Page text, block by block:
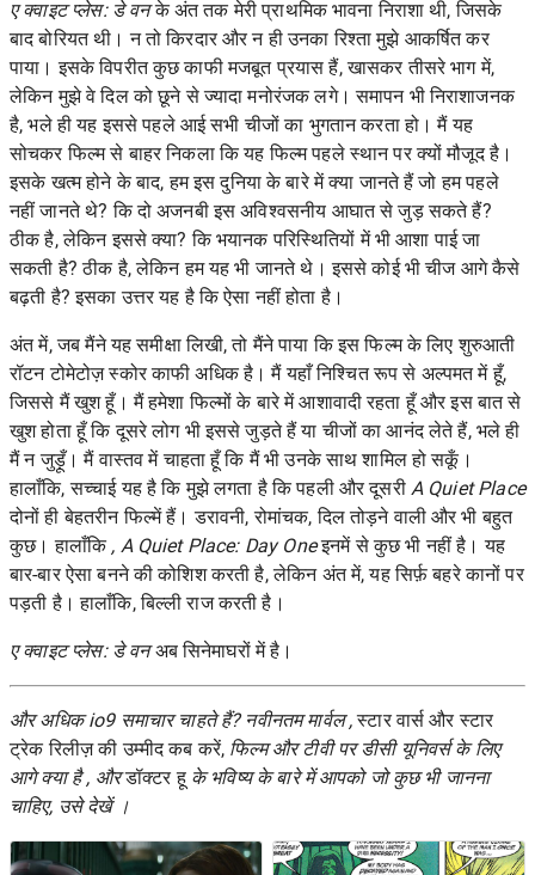
ए क्वाइट प्लेस: डे वनके अंत तक मेरी प्राथमिक भावना निराशा थी, जिसके
बाद बोरियत थी। न तो किरदार और न ही उनका रिश्ता मुझे आकर्षित कर
पाया। इसके विपरीत कुछ काफी मजबूत प्रयास हैं, खासकर तीसरे भाग में,
लेकिन मुझे वे दिल को छूने से ज्यादा मनोरंजक लगे। समापन भी निराशाजनक
है, भले ही यह इससे पहले आई सभी चीजों का भुगतान करता हो। मैं यह
सोचकर फिल्म से बाहर निकला कि यह फिल्म पहले स्थान पर क्यों मौजूद है।
इसके खत्म होने के बाद, हम इस दुनिया के बारे में क्या जानते हैं जो हम पहले
नहीं जानते थे? कि दो अजनबी इस अविश्वसनीय आघात से जुड़ सकते हैं?
ठीक है, लेकिन इससे क्या? कि भयानक परिस्थितियों में भी आशा पाई जा
सकती है? ठीक है, लेकिन हम यह भी जानते थे। इससे कोई भी चीज आगे कैसे
बढ़ती है? इसका उत्तर यह है कि ऐसा नहीं होता है।
अंत में, जब मैंने यह समीक्षा लिखी, तो मैंने पाया कि इस फिल्म के लिए शुरुआती
रॉटन टोमेटोज़ स्कोर काफी अधिक है। मैं यहाँ निश्चित रूप से अल्पमत में हूँ,
जिससे मैं खुश हूँ। मैं हमेशा फिल्मों के बारे में आशावादी रहता हूँ और इस बात से
खुश होता हूँ कि दूसरे लोग भी इससे जुड़ते हैं या चीजों का आनंद लेते हैं, भले ही
मैं न जुड़ूँ। मैं वास्तव में चाहता हूँ कि मैं भी उनके साथ शामिल हो सकूँ।
हालाँकि, सच्चाई यह है कि मुझे लगता है कि पहली और दूसरी A Quiet Place
दोनों ही बेहतरीन फिल्में हैं। डरावनी, रोमांचक, दिल तोड़ने वाली और भी बहुत
कुछ। हालाँकि , A Quiet Place: Day Oneइनमें से कुछ भी नहीं है। यह
बार-बार ऐसा बनने की कोशिश करती है, लेकिन अंत में, यह सिर्फ़ बहरे कानों पर
पड़ती है। हालाँकि, बिल्ली राज करती है।
ए क्वाइट प्लेस: डे वनअब सिनेमाघरों में है।
और अधिक io9 समाचार चाहते हैं? नवीनतममार्वल ,स्टार वार्स औरस्टार
ट्रेक रिलीज़ की उम्मीद कब करें, फिल्म और टीवी पर डीसी यूनिवर्सके लिए
आगे क्या है , औरडॉक्टर हूके भविष्य के बारे में आपको जो कुछ भी जानना
चाहिए, उसे देखें ।